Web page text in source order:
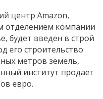
центр Amazon,
отделением компании
будет введен в строй
его строительство
метров земель,
институт продает
евро.